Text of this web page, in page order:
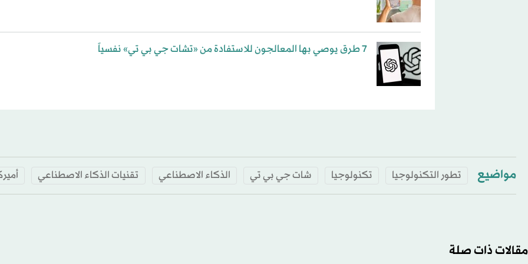
7 طرق يوصي بها المعالجون للاستفادة من «تشات جي بي تي» نفسياً
مواضيع تطور التكنولوجيا تكنولوجيا شات جي بي تي الذكاء الاصطناعي تقنيات الذكاء الاصطناعي
مقالات ذات صلة